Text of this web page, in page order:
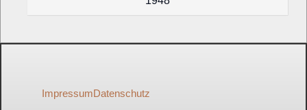
ImpressumDatenschutz